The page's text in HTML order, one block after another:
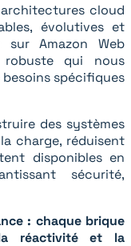
cloud
évolutives et
sur Amazon Web
robuste qui nous
spécifiques
des systèmes
charge, réduisent
disponibles en
sécurité,
: chaque brique
réactivité et la